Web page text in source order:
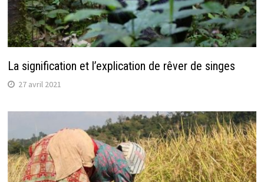
La signification et l’explication de rêver de singes
27 avril 2021